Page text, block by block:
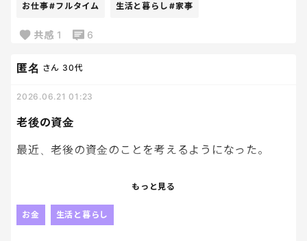
扶養内で無理なく働いている人もいれば、しっかり
ら働き方を変えた人もいて、正解はないんだなぁと
扶養内のパート？
今の働き方を選んだ理由も、よかったら聞いてみた
お仕事#フルタイム 生活と暮らし #家事
共感 1 6
老後の資金
匿名 さん 30代
2026.06.21 01:23
最近、老後の資金のことを考えるようになった。
子どもの教育費や日々の生活で精一杯で、正直「老
のことまでなかなか考える余裕がない。
もっと見る
お金 生活と暮らし